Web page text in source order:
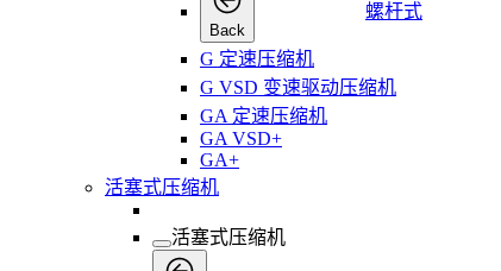
Back
螺杆式
G 定速压缩机
G VSD 变速驱动压缩机
GA 定速压缩机
GA VSD+
GA+
活塞式压缩机
活塞式压缩机